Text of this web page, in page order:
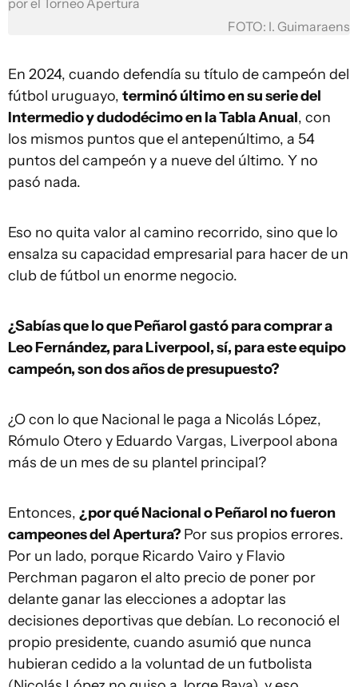
por el Torneo Apertura
FOTO: I. Guimaraens
En 2024, cuando defendía su título de campeón del
fútbol uruguayo, terminó último en su serie del
Intermedio y dudodécimo en la Tabla Anual, con
los mismos puntos que el antepenúltimo, a 54
puntos del campeón y a nueve del último. Y no
pasó nada.
Eso no quita valor al camino recorrido, sino que lo
ensalza su capacidad empresarial para hacer de un
club de fútbol un enorme negocio.
¿Sabías que lo que Peñarol gastó para comprar a
Leo Fernández, para Liverpool, sí, para este equipo
campeón, son dos años de presupuesto?
¿O con lo que Nacional le paga a Nicolás López,
Rómulo Otero y Eduardo Vargas, Liverpool abona
más de un mes de su plantel principal?
Entonces, ¿por qué Nacional o Peñarol no fueron
campeones del Apertura? Por sus propios errores.
Por un lado, porque Ricardo Vairo y Flavio
Perchman pagaron el alto precio de poner por
delante ganar las elecciones a adoptar las
decisiones deportivas que debían. Lo reconoció el
propio presidente, cuando asumió que nunca
hubieran cedido a la voluntad de un futbolista